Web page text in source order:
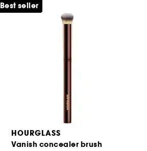
HOURGLASS
Vanish concealer brush
Best seller